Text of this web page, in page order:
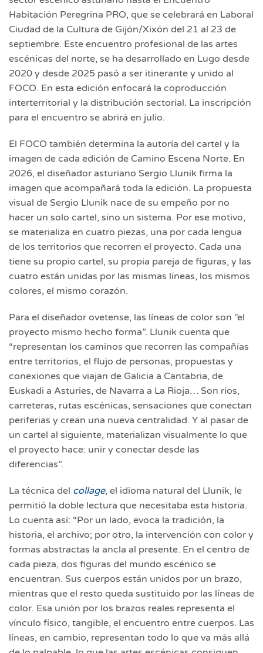
Habitación Peregrina PRO, que se celebrará en Laboral
Ciudad de la Cultura de Gijón/Xixón del 21 al 23 de
septiembre. Este encuentro profesional de las artes
escénicas del norte, se ha desarrollado en Lugo desde
2020 y desde 2025 pasó a ser itinerante y unido al
FOCO. En esta edición enfocará la coproducción
interterritorial y la distribución sectorial. La inscripción
para el encuentro se abrirá en julio.
El FOCO también determina la autoría del cartel y la
imagen de cada edición de Camino Escena Norte. En
2026, el diseñador asturiano Sergio Llunik firma la
imagen que acompañará toda la edición. La propuesta
visual de Sergio Llunik nace de su empeño por no
hacer un solo cartel, sino un sistema. Por ese motivo,
se materializa en cuatro piezas, una por cada lengua
de los territorios que recorren el proyecto. Cada una
tiene su propio cartel, su propia pareja de figuras, y las
cuatro están unidas por las mismas líneas, los mismos
colores, el mismo corazón.
Para el diseñador ovetense, las líneas de color son “el
proyecto mismo hecho forma”. Llunik cuenta que
“representan los caminos que recorren las compañías
entre territorios, el flujo de personas, propuestas y
conexiones que viajan de Galicia a Cantabria, de
Euskadi a Asturies, de Navarra a La Rioja… Son ríos,
carreteras, rutas escénicas, sensaciones que conectan
periferias y crean una nueva centralidad. Y al pasar de
un cartel al siguiente, materializan visualmente lo que
el proyecto hace: unir y conectar desde las
diferencias”.
La técnica del collage, el idioma natural del Llunik, le
permitió la doble lectura que necesitaba esta historia.
Lo cuenta así: “Por un lado, evoca la tradición, la
historia, el archivo; por otro, la intervención con color y
formas abstractas la ancla al presente. En el centro de
cada pieza, dos figuras del mundo escénico se
encuentran. Sus cuerpos están unidos por un brazo,
mientras que el resto queda sustituido por las líneas de
color. Esa unión por los brazos reales representa el
vínculo físico, tangible, el encuentro entre cuerpos. Las
líneas, en cambio, representan todo lo que va más allá